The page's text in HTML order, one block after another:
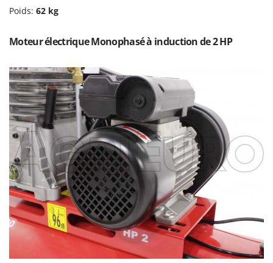
Poussoirs à saucisse
Presses à pellets
Pressoirs à fruits
Pressoirs à Raisin
Pulvérisateurs
Pulvérisateurs portés
R
Rafraîchisseurs d'air par évaporation
Rampes de chargement en aluminium
Râpes à fromage électriques
Râteaux pour tracteur
Remplisseuses
Robots nettoyeurs de piscine
Girmi
GRAEF
GreenBay
Greenworks
GRIFO
GVS
GYS
H
Hailo
Helvi
Henx
HiKOKI
Poids: 62 kg
Moteur électrique Monophasé à induction de 2 HP